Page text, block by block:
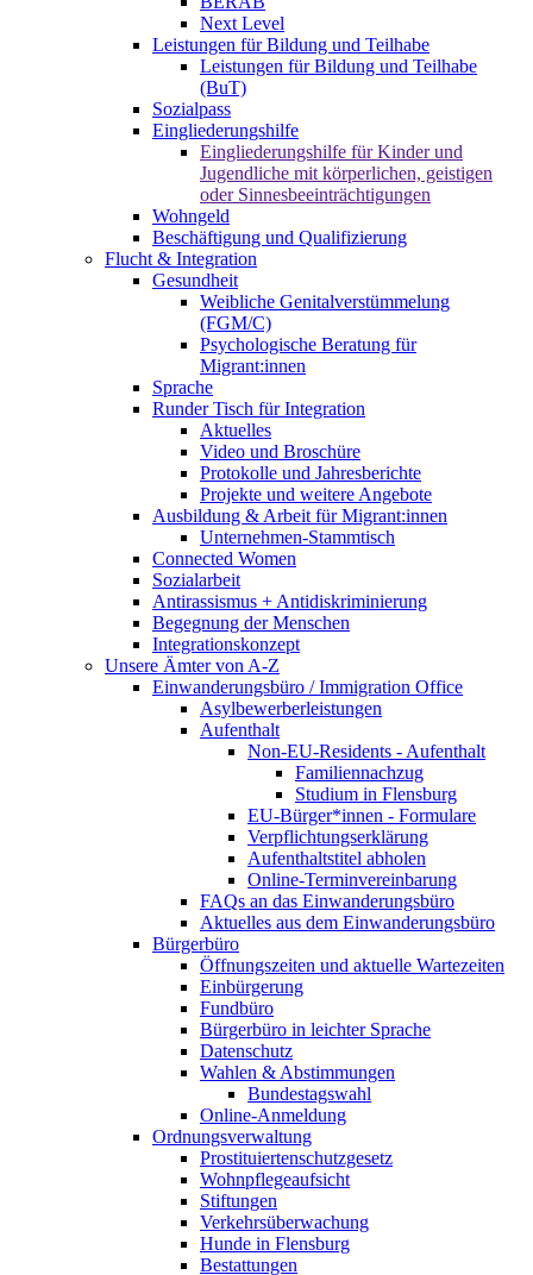
Next Level
Leistungen für Bildung und Teilhabe
Leistungen für Bildung und Teilhabe
(BuT)
Sozialpass
Eingliederungshilfe
Eingliederungshilfe für Kinder und
Jugendliche mit körperlichen, geistigen
oder Sinnesbeeinträchtigungen
Wohngeld
Beschäftigung und Qualifizierung
Flucht & Integration
Gesundheit
Weibliche Genitalverstümmelung
(FGM/C)
Psychologische Beratung für
Migrant:innen
Sprache
Runder Tisch für Integration
Aktuelles
Video und Broschüre
Protokolle und Jahresberichte
Projekte und weitere Angebote
Ausbildung & Arbeit für Migrant:innen
Unternehmen-Stammtisch
Connected Women
Sozialarbeit
Antirassismus + Antidiskriminierung
Begegnung der Menschen
Integrationskonzept
Unsere Ämter von A-Z
Einwanderungsbüro / Immigration Office
Asylbewerberleistungen
Aufenthalt
Non-EU-Residents - Aufenthalt
Familiennachzug
Studium in Flensburg
EU-Bürger*innen - Formulare
Verpflichtungserklärung
Aufenthaltstitel abholen
Online-Terminvereinbarung
FAQs an das Einwanderungsbüro
Aktuelles aus dem Einwanderungsbüro
Bürgerbüro
Öffnungszeiten und aktuelle Wartezeiten
Einbürgerung
Fundbüro
Bürgerbüro in leichter Sprache
Datenschutz
Wahlen & Abstimmungen
Bundestagswahl
Online-Anmeldung
Ordnungsverwaltung
Prostituiertenschutzgesetz
Wohnpflegeaufsicht
Stiftungen
Verkehrsüberwachung
Hunde in Flensburg
Bestattungen